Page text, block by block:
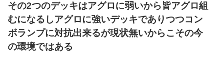
その2つのデッキはアグロに弱いから皆アグロ組
むになるしアグロに強いデッキでありつつコン
ボランプに対抗出来るが現状無いからこその今
の環境ではある